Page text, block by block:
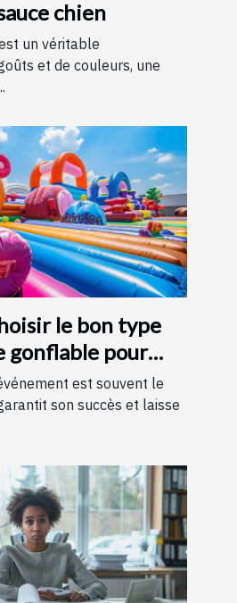
chien
un véritable
et de couleurs, une
le bon type
gonflable pour
est souvent le
son succès et laisse